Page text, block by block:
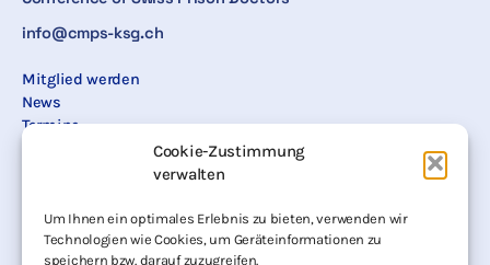
Cookie-Zustimmung
verwalten
Um Ihnen ein optimales Erlebnis zu bieten, verwenden wir
Technologien wie Cookies, um Geräteinformationen zu
speichern bzw. darauf zuzugreifen.
info@cmps-ksg.ch
Mitglied werden
News
Termine
Vorstand
Jahrestagungen